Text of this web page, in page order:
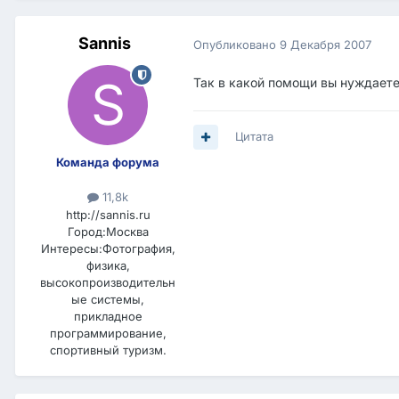
Sannis
Команда форума
11,8k
http://sannis.ru
Город:Москва
Интересы:Фотография,
физика,
высокопроизводительн
ые системы,
прикладное
программирование,
спортивный туризм.
Опубликовано 9 Декабря 2007
Так в какой помощи вы
Цитата